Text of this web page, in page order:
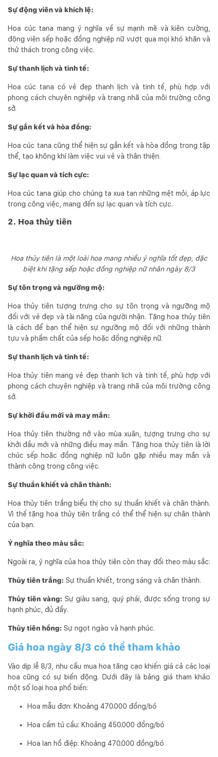
Sự động viên và khích lệ:
Hoa cúc tana mang ý nghĩa về sự mạnh mẽ và kiên cường,
động viên sếp hoặc đồng nghiệp nữ vượt qua mọi khó khăn và
thử thách trong công việc.
Sự thanh lịch và tinh tế:
Hoa cúc tana có vẻ đẹp thanh lịch và tinh tế, phù hợp với
phong cách chuyên nghiệp và trang nhã của môi trường công
sở.
Sự gắn kết và hòa đồng:
Hoa cúc tana cũng thể hiện sự gắn kết và hòa đồng trong tập
thể, tạo không khí làm việc vui vẻ và thân thiện.
Sự lạc quan và tích cực:
Hoa cúc tana giúp cho chúng ta xua tan những mệt mỏi, áp lực
trong công việc, mang đến sự lạc quan và tích cực.
2. Hoa thủy tiên
Hoa thủy tiên là một loài hoa mang nhiều ý nghĩa tốt đẹp, đặc
biệt khi tặng sếp hoặc đồng nghiệp nữ nhân ngày 8/3
Sự tôn trọng và ngưỡng mộ:
Hoa thủy tiên tượng trưng cho sự tôn trọng và ngưỡng mộ
đối với vẻ đẹp và tài năng của người nhận. Tặng hoa thủy tiên
là cách để bạn thể hiện sự ngưỡng mộ đối với những thành
tựu và phẩm chất của sếp hoặc đồng nghiệp nữ.
Sự thanh lịch và tinh tế:
Hoa thủy tiên mang vẻ đẹp thanh lịch và tinh tế, phù hợp với
phong cách chuyên nghiệp và trang nhã của môi trường công
sở.
Sự khởi đầu mới và may mắn:
Hoa thủy tiên thường nở vào mùa xuân, tượng trưng cho sự
khởi đầu mới và những điều may mắn. Tặng hoa thủy tiên là lời
chúc sếp hoặc đồng nghiệp nữ luôn gặp nhiều may mắn và
thành công trong công việc.
Sự thuần khiết và chân thành:
Hoa thủy tiên trắng biểu thị cho sự thuần khiết và chân thành.
Vì thế tặng hoa thủy tiên trắng có thể thể hiện sự chân thành
của bạn.
Ý nghĩa theo màu sắc:
Ngoài ra, ý nghĩa của hoa thủy tiên còn thay đổi theo màu sắc:
Thủy tiên trắng: Sự thuần khiết, trong sáng và chân thành.
Thủy tiên vàng: Sự giàu sang, quý phái, được sống trong sự
hạnh phúc, đủ đầy.
Thủy tiên hồng: Sự ngọt ngào và hạnh phúc.
Giá hoa ngày 8/3 có thể tham khảo
Vào dịp lễ 8/3, nhu cầu mua hoa tăng cao khiến giá cả các loại
hoa cũng có sự biến động. Dưới đây là bảng giá tham khảo
một số loại hoa phổ biến:
Hoa mẫu đơn: Khoảng 470.000 đồng/bó
Hoa cẩm tú cầu: Khoảng 450.000 đồng/bó
Hoa lan hồ điệp: Khoảng 470.000 đồng/bó